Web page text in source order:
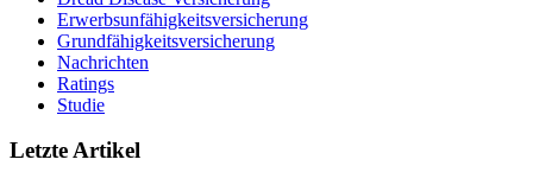
Erwerbsunfähigkeitsversicherung
Grundfähigkeitsversicherung
Nachrichten
Ratings
Studie
Letzte Artikel